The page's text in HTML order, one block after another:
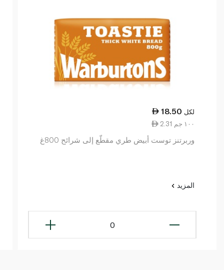
18.50 لكل
2.31 ١٠٠ جم
وربرتنز توست أبيض طري مقطّع إلى شرائح 800غ
المزيد
0